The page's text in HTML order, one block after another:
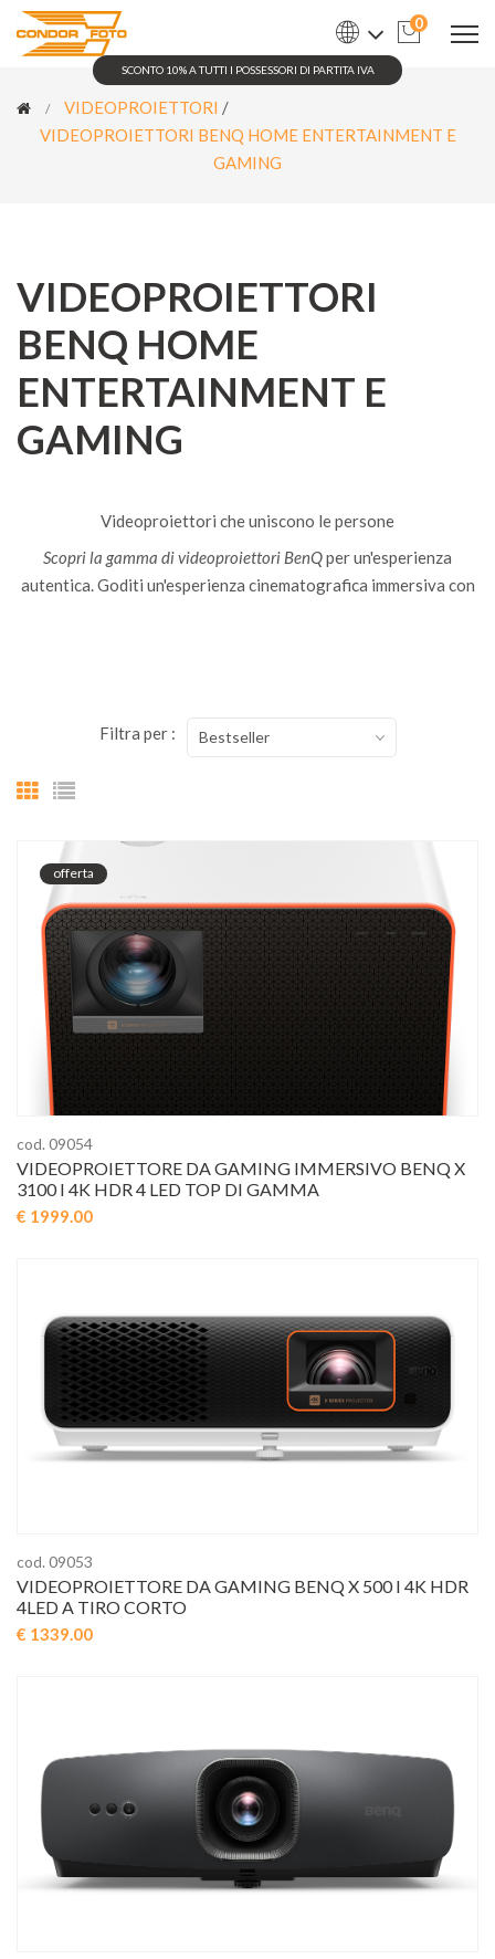
SCONTO 10% A TUTTI I POSSESSORI DI PARTITA IVA
0
VIDEOPROIETTORI /
VIDEOPROIETTORI BENQ HOME ENTERTAINMENT E
GAMING
VIDEOPROIETTORI
BENQ HOME
ENTERTAINMENT E
GAMING
Videoproiettori che uniscono le persone
Scopri la gamma di videoproiettori BenQper un'esperienza
autentica. Goditi un'esperienza cinematografica immersiva con
Filtra per : Bestseller
offerta
cod. 09054
VIDEOPROIETTORE DA GAMING IMMERSIVO BENQ X
3100 I 4K HDR 4 LED TOP DI GAMMA
€ 1999.00
cod. 09053
VIDEOPROIETTORE DA GAMING BENQ X 500 I 4K HDR
4LED A TIRO CORTO
€ 1339.00